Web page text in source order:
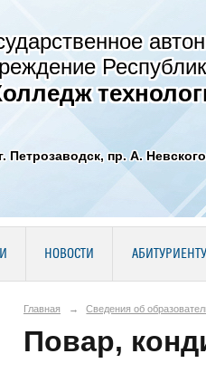
Петрозаводск, пр. А.
НОВОСТИ АБИТУРИЕНТУ
Главная → Сведения об
Повар,